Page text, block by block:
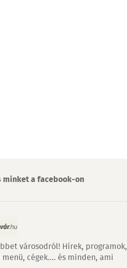
minket a facebook-on
városodról! Hírek, programok,
cégek…. és minden, ami